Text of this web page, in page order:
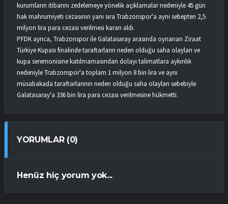
kurumların itibarını zedelemeye yönelik açıklamalar nedeniyle 45 gün
hak mahrumiyeti cezasının yanı sıra Trabzonspor'a aynı sebepten 2,5
milyon lira para cezası verilmesi kararı aldı.
PFDK ayrıca, Trabzonspor ile Galatasaray arasında oynanan Ziraat
Türkiye Kupası finalinde taraftarların neden olduğu saha olayları ve
kupa seremonisine katılmamasından dolayı talimatlara aykırılık
nedeniyle Trabzonspor'a toplam 1 milyon 8 bin lira ve aynı
müsabakada taraftarlarının neden olduğu saha olayları sebebiyle
Galatasaray'a 336 bin lira para cezası verilmesine hükmetti.
YORUMLAR (0)
Henüz hiç yorum yok...